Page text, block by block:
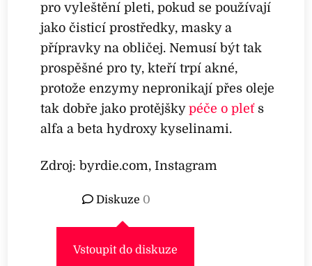
pro vyleštění pleti, pokud se používají
jako čisticí prostředky, masky a
přípravky na obličej. Nemusí být tak
prospěšné pro ty, kteří trpí akné,
protože enzymy nepronikají přes oleje
tak dobře jako protějškypéče o pleť s
alfa a beta hydroxy kyselinami.
Zdroj: byrdie.com, Instagram
Diskuze 0
Vstoupit do diskuze